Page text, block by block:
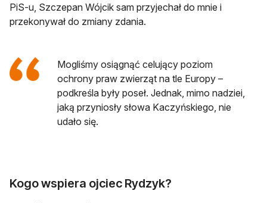
PiS-u, Szczepan Wójcik sam przyjechał do mnie i
przekonywał do zmiany zdania.
Mogliśmy osiągnąć celujący poziom
ochrony praw zwierząt na tle Europy –
podkreśla były poseł. Jednak, mimo nadziei,
jaką przyniosły słowa Kaczyńskiego, nie
udało się.
Kogo wspiera ojciec Rydzyk?